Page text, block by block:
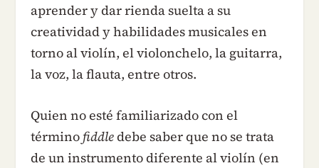
aprender y dar rienda suelta a su
creatividad y habilidades musicales en
torno al violín, el violonchelo, la guitarra,
la voz, la flauta, entre otros.
Quien no esté familiarizado con el
términofiddledebe saber que no se trata
de un instrumento diferente al violín (en